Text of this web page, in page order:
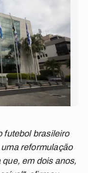
futebol brasileiro
reformulação
em dois anos,